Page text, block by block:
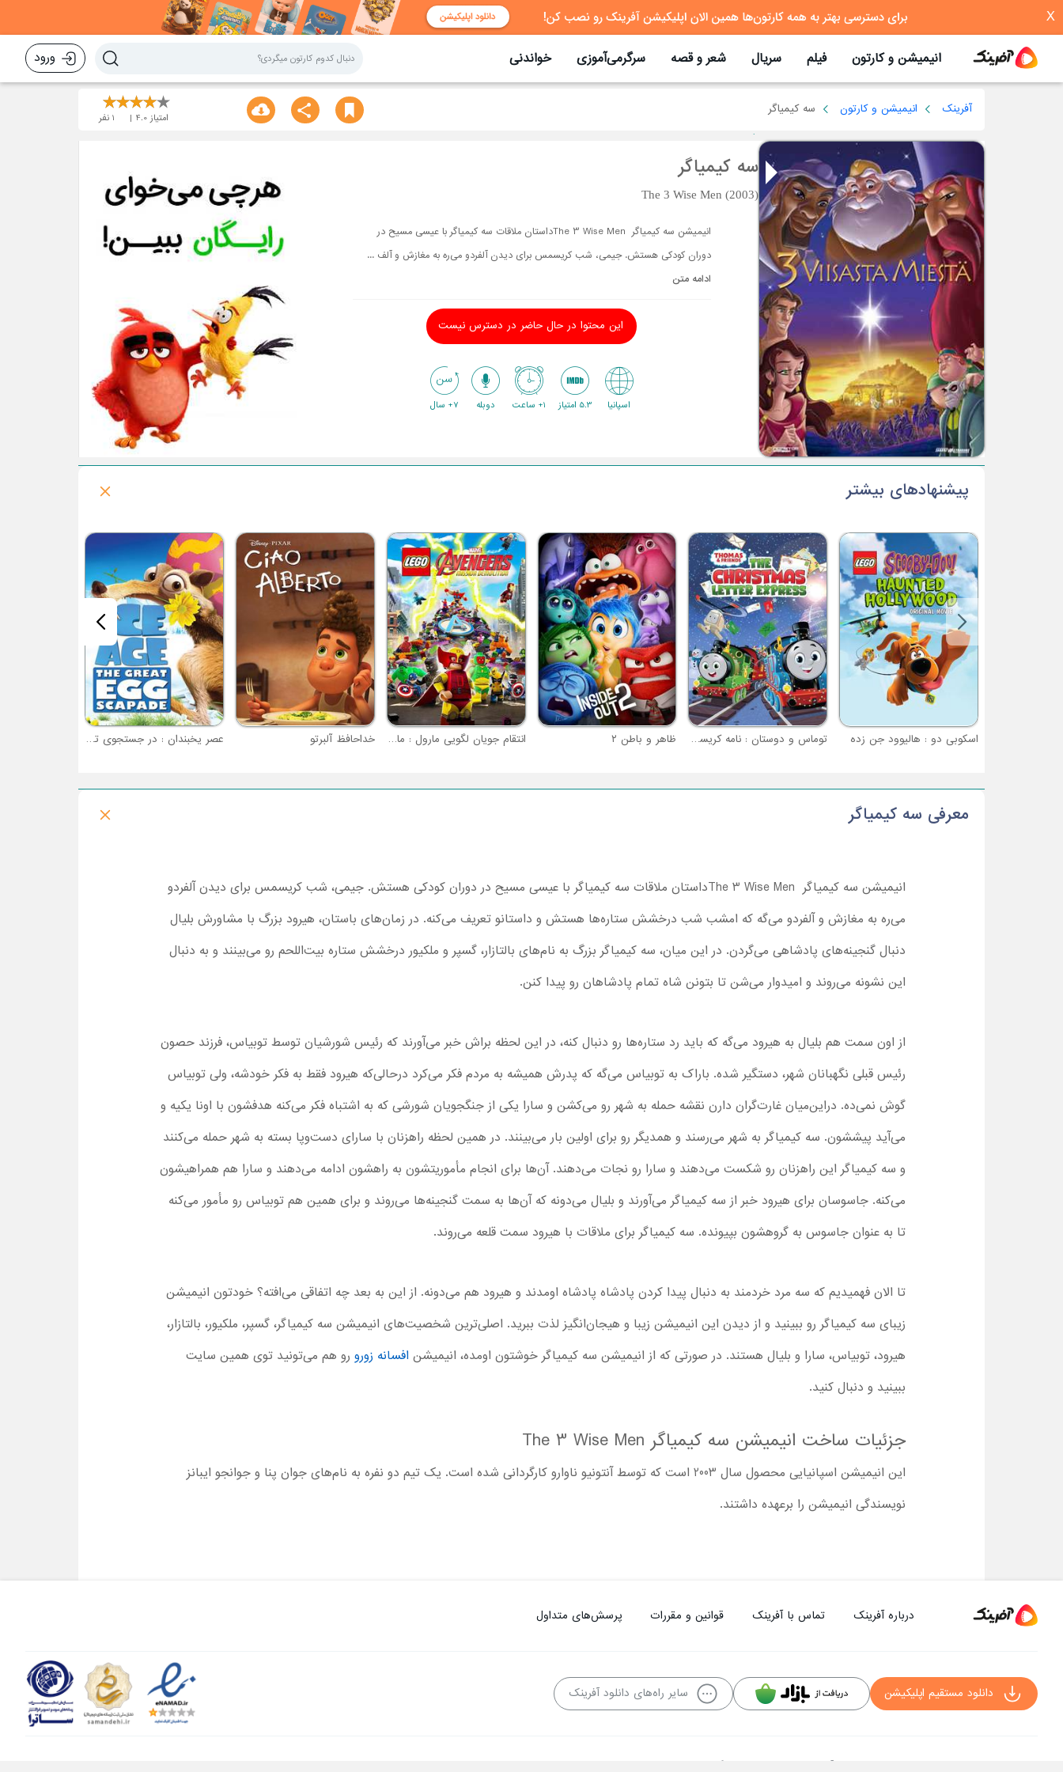
X
انیمیشن و کارتون فیلم سریال شعر و قصه سرگرمی‌آموزی خواندنی ورود
آفرینک انیمیشن و کارتون سه کیمیاگر
امتیاز 4.0
1نفر
سه کیمیاگر
The 3 Wise Men (2003)
انیمیشن سه کیمیاگر The 3 Wise Menداستان ملاقات سه کیمیاگر با عیسی مسیح در
دوران کودکی هستش. جیمی، شب کریسمس برای دیدن آلفردو می‌ره به مغازش و آلف ...
ادامه متن
این محتوا در حال حاضر در دسترس نیست
اسپانیا 5.3 امتیاز 1+ ساعت دوبله 7+ سال
پیشنهادهای بیشتر
اسکوبی دو : هالیوود جن زده توماس و دوستان : نامه کریسمس ظاهر و باطن ۲ انتقام جویان لگویی مارول : ماموریت تخریب خداحافظ آلبرتو عصر یخبندان : در جستجوی تخم ها
معرفی سه کیمیاگر
انیمیشن سه کیمیاگر The 3 Wise Menداستان ملاقات سه کیمیاگر با عیسی مسیح در دوران کودکی هستش. جیمی، شب کریسمس برای دیدن آلفردو
می‌ره به مغازش و آلفردو می‌گه که امشب شب درخشش ستاره‌ها هستش و داستانو تعریف می‌کنه. در زمان‌های باستان، هیرود بزرگ با مشاورش بلیال
دنبال گنجینه‌های پادشاهی می‌گردن. در این میان، سه کیمیاگر بزرگ به نام‌های بالتازار، گسپر و ملکیور درخشش ستاره بیت‌اللحم رو می‌بینند و به دنبال
این نشونه می‌روند و امیدوار می‌شن تا بتونن شاه تمام پادشاهان رو پیدا کنن.
از اون سمت هم بلیال به هیرود می‌گه که باید رد ستاره‌ها رو دنبال کنه، در این لحظه براش خبر می‌آورند که رئیس شورشیان توسط توبیاس، فرزند حصون
رئیس قبلی نگهبانان شهر، دستگیر شده. باراک به توبیاس می‌گه که پدرش همیشه به مردم فکر می‌کرد درحالی‌که هیرود فقط به فکر خودشه، ولی توبیاس
گوش نمی‌ده. دراین‌میان غارت‌گران دارن نقشه حمله به شهر رو می‌کشن و سارا یکی از جنگجویان شورشی که به اشتباه فکر می‌کنه هدفشون با اونا یکیه و
می‌آید پیششون. سه کیمیاگر به شهر می‌رسند و همدیگر رو برای اولین بار می‌بینند. در همین لحظه راهزنان با سارای دست‌و‌پا بسته به شهر حمله می‌کنند
و سه کیمیاگر این راهزنان رو شکست می‌دهند و سارا رو نجات می‌دهند. آن‌ها برای انجام مأموریتشون به راهشون ادامه می‌دهند و سارا هم همراهیشون
می‌کنه. جاسوسان برای هیرود خبر از سه کیمیاگر می‌آورند و بلیال می‌دونه که آن‌ها به سمت گنجینه‌ها می‌روند و برای همین هم توبیاس رو مأمور می‌کنه
تا به عنوان جاسوس به گروهشون بپیونده. سه کیمیاگر برای ملاقات با هیرود سمت قلعه می‌روند.
تا الان فهمیدیم که سه مرد خردمند به دنبال پیدا کردن پادشاه پادشاه اومدند و هیرود هم می‌دونه. از این به بعد چه اتفاقی می‌افته؟ خودتون انیمیشن
زیبای سه کیمیاگر رو ببینید و از دیدن این انیمیشن زیبا و هیجان‌انگیز لذت ببرید. اصلی‌ترین شخصیت‌های انیمیشن سه کیمیاگر، گسپر، ملکیور، بالتازار،
هیرود، توبیاس، سارا و بلیال هستند. در صورتی که از انیمیشن سه کیمیاگر خوشتون اومده، انیمیشن افسانه زورو رو هم می‌تونید توی همین سایت
ببینید و دنبال کنید.
جزئیات ساخت انیمیشن سه کیمیاگر The 3 Wise Men
این انیمیشن اسپانیایی محصول سال 2003 است که توسط آنتونیو ناوارو کارگردانی شده است. یک تیم دو نفره به نام‌های جوان پنا و جوانجو ایبانز
نویسندگی انیمیشن را برعهده داشتند.
درباره آفرینک تماس با آفرینک قوانین و مقررات پرسش‌های متداول
دانلود مستقیم اپلیکیشن سایر راه‌های دانلود آفرینک
کلیه حقوق این سایت به شرکت توسعه فناوی هفت آسمان توکان تعلق دارد و هرگونه استفاده از محتوا منع قانونی دارد.